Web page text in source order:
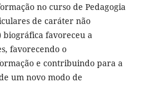
no curso de Pedagogia
de caráter não
favoreceu a
favorecendo o
e contribuindo para a
um novo modo de